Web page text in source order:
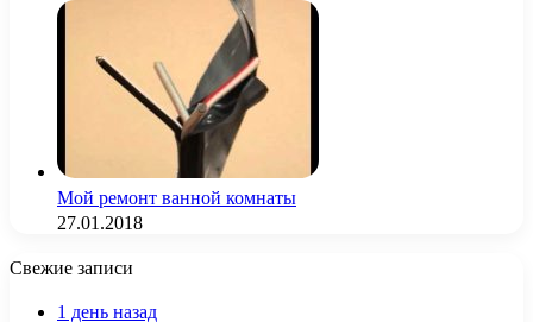
Мой ремонт ванной комнаты
27.01.2018
Свежие записи
1 день назад